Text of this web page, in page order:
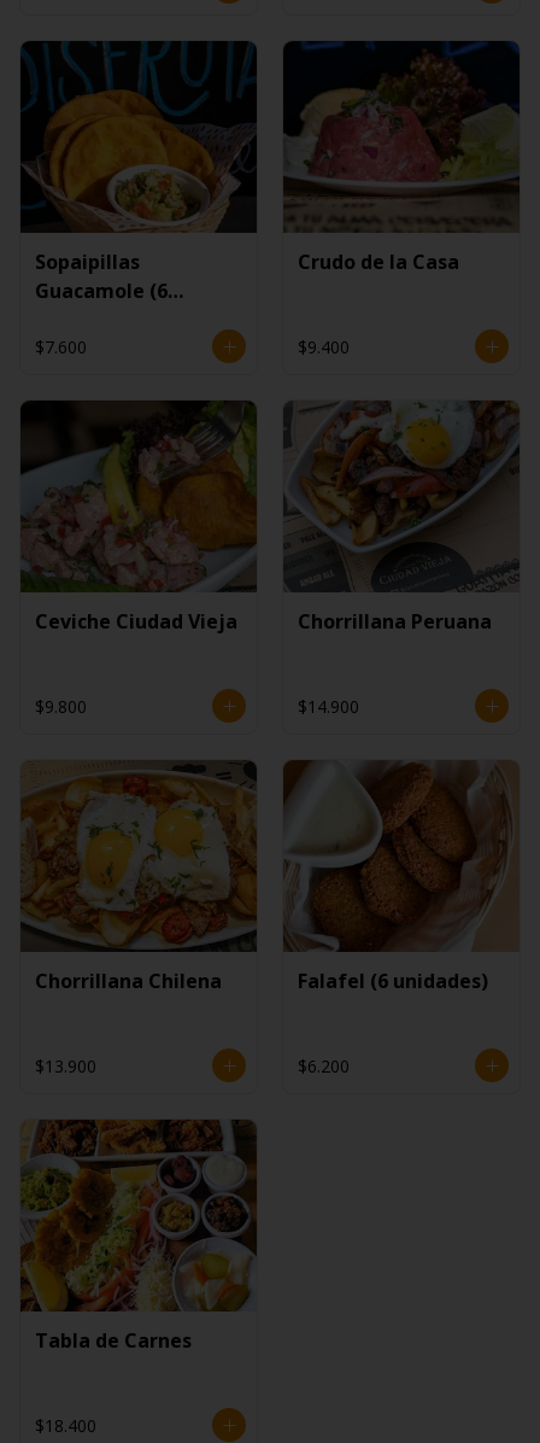
Sopaipillas
Guacamole (6
$7.600
Crudo de la Casa
$9.400
Ceviche Ciudad Vieja
$9.800
Chorrillana Peruana
$14.900
Chorrillana Chilena
$13.900
Falafel (6 unidades)
$6.200
Tabla de Carnes
$18.400